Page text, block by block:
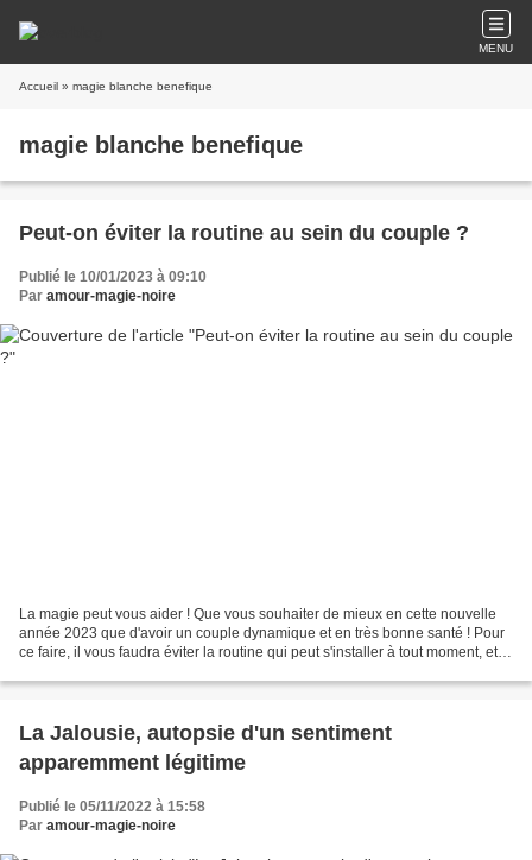
MENU
Accueil » magie blanche benefique
magie blanche benefique
Peut-on éviter la routine au sein du couple ?
Publié le 10/01/2023 à 09:10
Par amour-magie-noire
La magie peut vous aider ! Que vous souhaiter de mieux en cette nouvelle
année 2023 que d'avoir un couple dynamique et en très bonne santé ! Pour
ce faire, il vous faudra éviter la routine qui peut s'installer à tout moment, et
La Jalousie, autopsie d'un sentiment
apparemment légitime
Publié le 05/11/2022 à 15:58
Par amour-magie-noire